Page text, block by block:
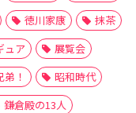
徳川家康
抹茶
ュア
展覧会
弟！
昭和時代
鎌倉殿の13人